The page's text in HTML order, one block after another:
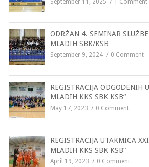
ODRŽAN 4. SEMINAR
MLADIH SBK/KSB
September 9, 2024 0 Comment
REGISTRACIJA ODGOĐENIH
MLADIH KKS SBK KSB“
May 17, 2023 0 Comment
REGISTRACIJA UTAKMICA
MLADIH KKS SBK KSB“
April 19, 2023 0 Comment